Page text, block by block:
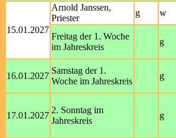
15.01.2027
Arnold Janssen,
Priester
g w
Freitag der 1. Woche
im Jahreskreis
g
16.01.2027
Samstag der 1.
Woche im Jahreskreis
g
17.01.2027
2. Sonntag im
Jahreskreis
g